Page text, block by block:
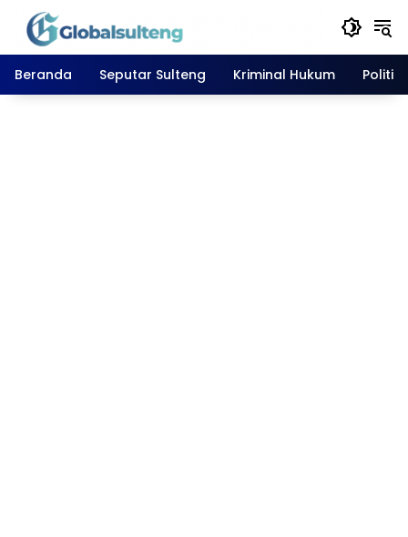
Langsung
konten
Beranda
Seputar Sulteng Kriminal Hukum Politik